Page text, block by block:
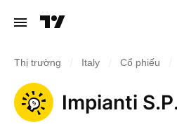
Thị trường Italy Cổ phiếu
Impianti